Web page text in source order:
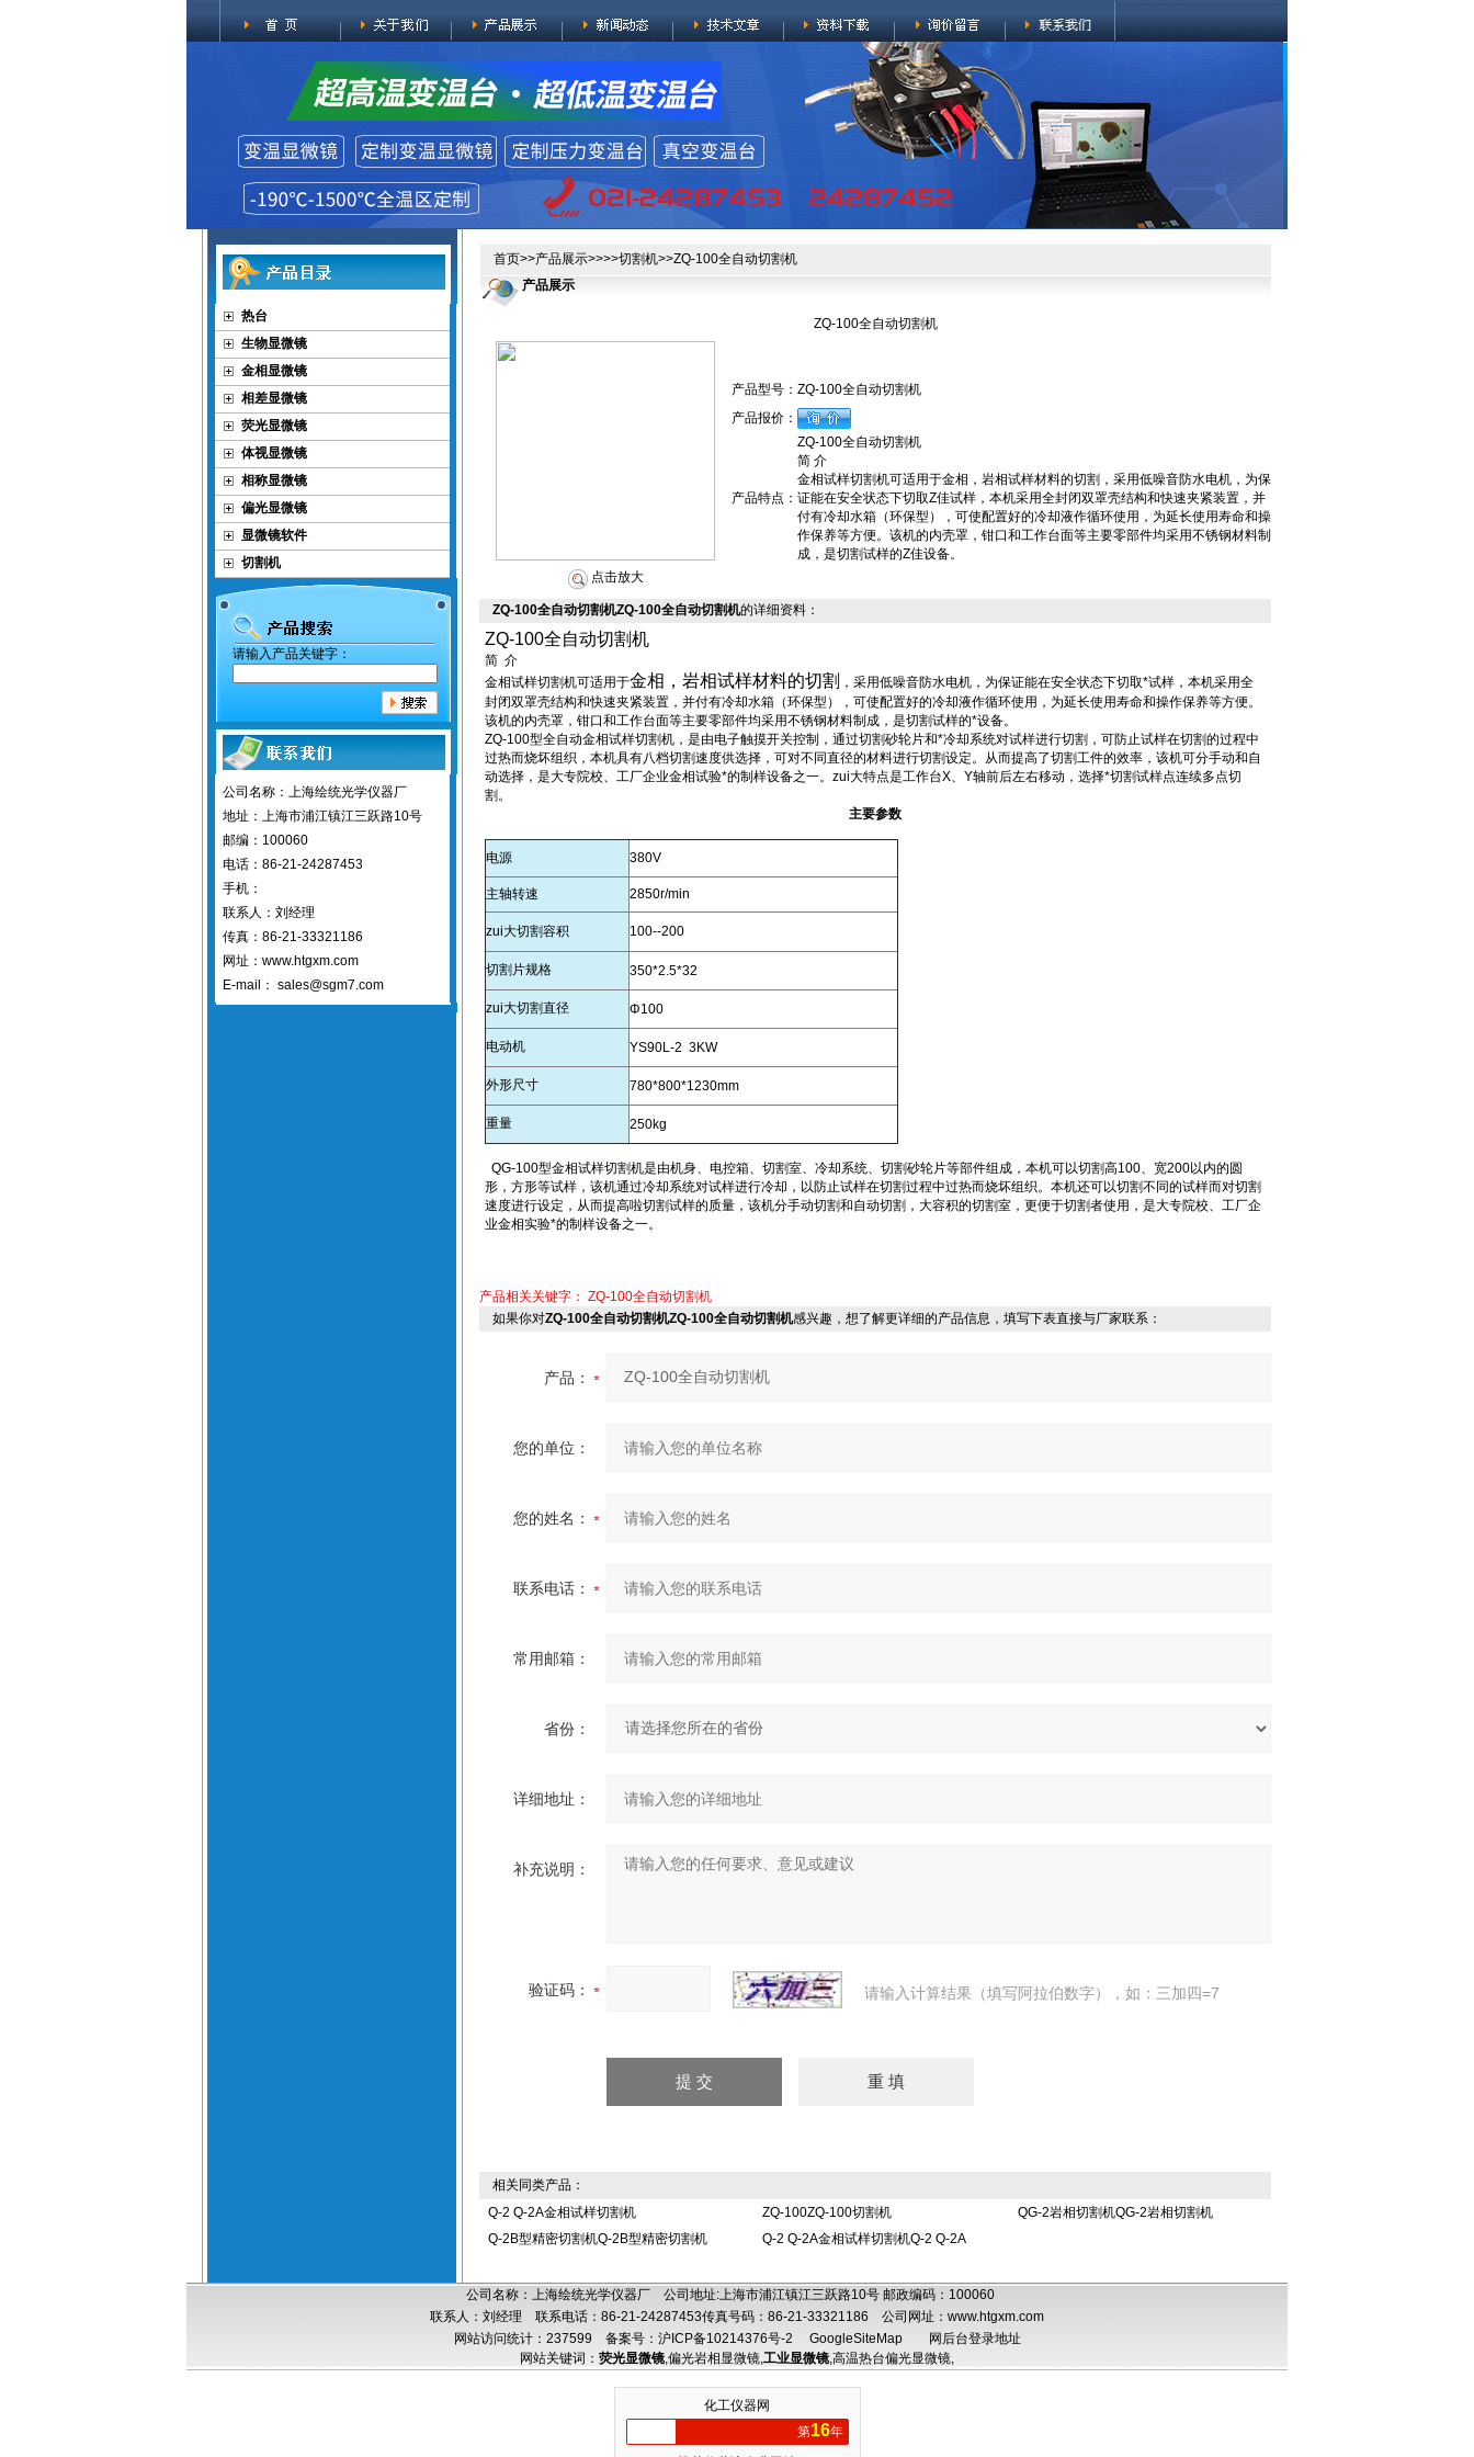
热台
生物显微镜
金相显微镜
相差显微镜
荧光显微镜
体视显微镜
相称显微镜
偏光显微镜
显微镜软件
切割机
请输入产品关键字：
公司名称：上海绘统光学仪器厂
地址：上海市浦江镇江三跃路10号
邮编：100060
电话：86-21-24287453
手机：
联系人：刘经理
传真：86-21-33321186
网址：www.htgxm.com
E-mail： sales@sgm7.com
首页>>产品展示>>>>切割机>>ZQ-100全自动切割机
产品展示
ZQ-100全自动切割机
点击放大
产品型号： ZQ-100全自动切割机
产品报价：
产品特点：
ZQ-100全自动切割机
简 介
金相试样切割机可适用于金相，岩相试样材料的切割，采用低噪音防水电机，为保
证能在安全状态下切取Z佳试样，本机采用全封闭双罩壳结构和快速夹紧装置，并
付有冷却水箱（环保型），可使配置好的冷却液作循环使用，为延长使用寿命和操
作保养等方便。该机的内壳罩，钳口和工作台面等主要零部件均采用不锈钢材料制
成，是切割试样的Z佳设备。
ZQ-100全自动切割机ZQ-100全自动切割机的详细资料：
ZQ-100全自动切割机
简 介
金相试样切割机可适用于金相，岩相试样材料的切割 ，采用低噪音防水电机，为保证能在安全状态下切取*试样，本机采用全
封闭双罩壳结构和快速夹紧装置，并付有冷却水箱（环保型），可使配置好的冷却液作循环使用，为延长使用寿命和操作保养等方便。
该机的内壳罩，钳口和工作台面等主要零部件均采用不锈钢材料制成，是切割试样的*设备。
ZQ-100型全自动金相试样切割机，是由电子触摸开关控制，通过切割砂轮片和*冷却系统对试样进行切割，可防止试样在切割的过程中
过热而烧坏组织，本机具有八档切割速度供选择，可对不同直径的材料进行切割设定。从而提高了切割工件的效率，该机可分手动和自
动选择，是大专院校、工厂企业金相试验*的制样设备之一。zui大特点是工作台X、Y轴前后左右移动，选择*切割试样点连续多点切
割。
主要参数
电源 380V
主轴转速 2850r/min
zui大切割容积 100--200
切割片规格 350*2.5*32
zui大切割直径 Φ100
电动机 YS90L-2 3KW
外形尺寸 780*800*1230mm
重量 250kg
QG-100型金相试样切割机是由机身、电控箱、切割室、冷却系统、切割砂轮片等部件组成，本机可以切割高100、宽200以内的圆
形，方形等试样，该机通过冷却系统对试样进行冷却，以防止试样在切割过程中过热而烧坏组织。本机还可以切割不同的试样而对切割
速度进行设定，从而提高啦切割试样的质量，该机分手动切割和自动切割，大容积的切割室，更便于切割者使用，是大专院校、工厂企
业金相实验*的制样设备之一。
产品相关关键字： ZQ-100全自动切割机
如果你对ZQ-100全自动切割机ZQ-100全自动切割机感兴趣，想了解更详细的产品信息，填写下表直接与厂家联系：
产品：
您的单位：
您的姓名：
联系电话：
常用邮箱：
省份：
详细地址：
补充说明：
验证码： 请输入计算结果（填写阿拉伯数字），如：三加四=7
相关同类产品：
Q-2 Q-2A金相试样切割机
ZQ-100ZQ-100切割机
QG-2岩相切割机QG-2岩相切割机
Q-2B型精密切割机Q-2B型精密切割机
Q-2 Q-2A金相试样切割机Q-2 Q-2A
公司名称：上海绘统光学仪器厂 公司地址:上海市浦江镇江三跃路10号 邮政编码：100060
联系人：刘经理 联系电话：86-21-24287453传真号码：86-21-33321186 公司网址： www.htgxm.com
网站访问统计：237599 备案号：沪ICP备10214376号-2 GoogleSiteMap
网后台登录地址
网站关键词： 荧光显微镜,偏光岩相显微镜,工业显微镜,高温热台偏光显微镜,
化工仪器网
第16年